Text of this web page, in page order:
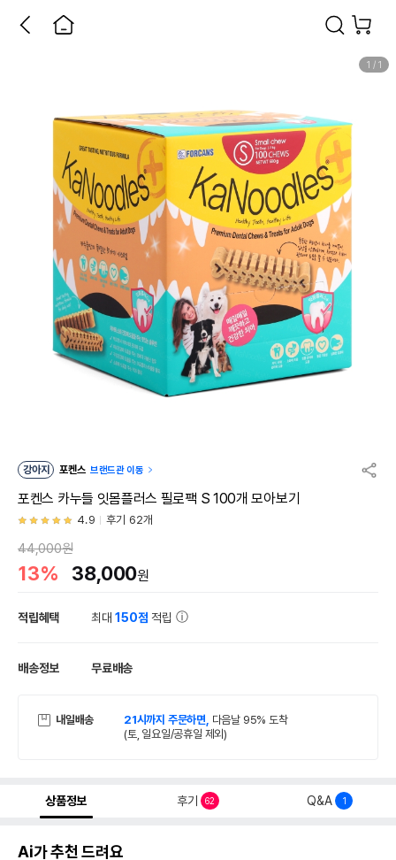
1 / 1
강아지 포켄스 브랜드관 이동
포켄스 카누들 잇몸플러스 필로팩 S 100개 모아보기
4.9 후기 62개
44,000원
13% 38,000원
적립혜택 최대150점 적립
배송정보 무료배송
내일배송 21시까지 주문하면, 다음날 95% 도착
(토, 일요일/공휴일 제외)
상품정보 후기 62 Q&A 1
Ai가 추천 드려요